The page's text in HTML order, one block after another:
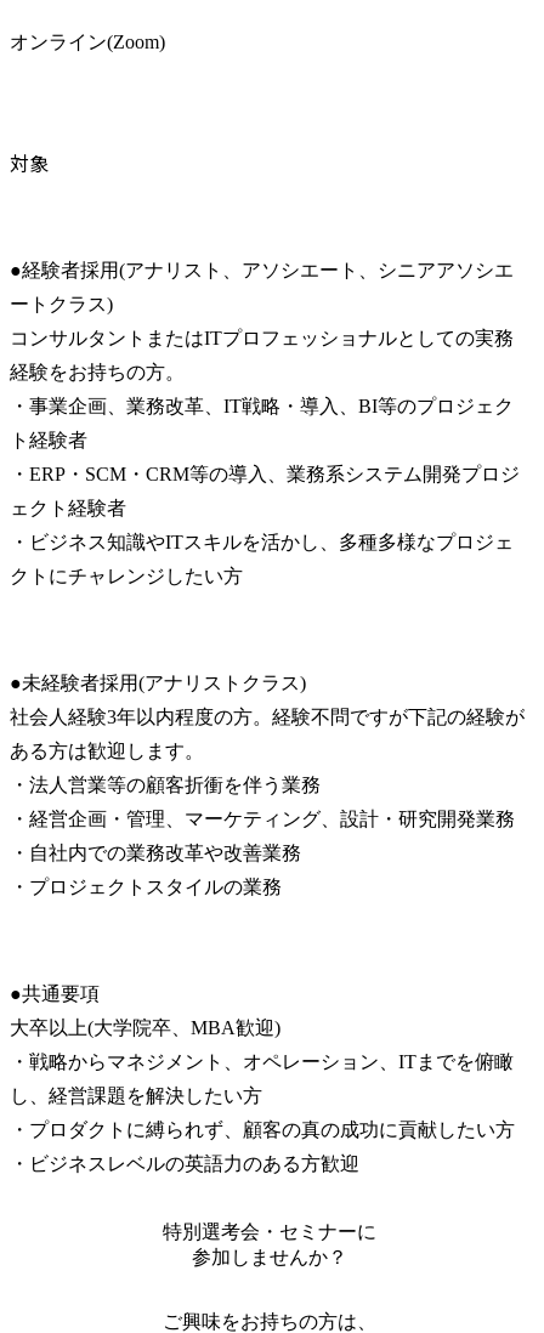
オンライン(Zoom)
対象
●経験者採用(アナリスト、アソシエート、シニアアソシエ
ートクラス)
コンサルタントまたはITプロフェッショナルとしての実務
経験をお持ちの方。
・事業企画、業務改革、IT戦略・導入、BI等のプロジェク
ト経験者
・ERP・SCM・CRM等の導入、業務系システム開発プロジ
ェクト経験者
・ビジネス知識やITスキルを活かし、多種多様なプロジェ
クトにチャレンジしたい方
●未経験者採用(アナリストクラス)
社会人経験3年以内程度の方。経験不問ですが下記の経験が
ある方は歓迎します。
・法人営業等の顧客折衝を伴う業務
・経営企画・管理、マーケティング、設計・研究開発業務
・自社内での業務改革や改善業務
・プロジェクトスタイルの業務
●共通要項
大卒以上(大学院卒、MBA歓迎)
・戦略からマネジメント、オペレーション、ITまでを俯瞰
し、経営課題を解決したい方
・プロダクトに縛られず、顧客の真の成功に貢献したい方
・ビジネスレベルの英語力のある方歓迎
特別選考会・セミナーに
参加しませんか？
ご興味をお持ちの方は、